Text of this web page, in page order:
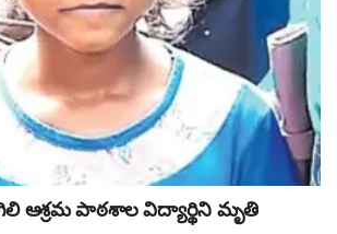
ఆశ్రమ పాఠశాల విద్యార్థిని మృతి